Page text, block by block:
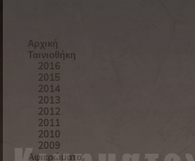
Αρχική
Ταινιοθήκη
2016
2015
2014
2013
2012
2011
2010
2009
Αφιερώματα